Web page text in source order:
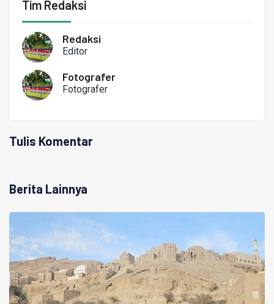
Tim Redaksi
Redaksi
Editor
Fotografer
Fotografer
Tulis Komentar
Berita Lainnya